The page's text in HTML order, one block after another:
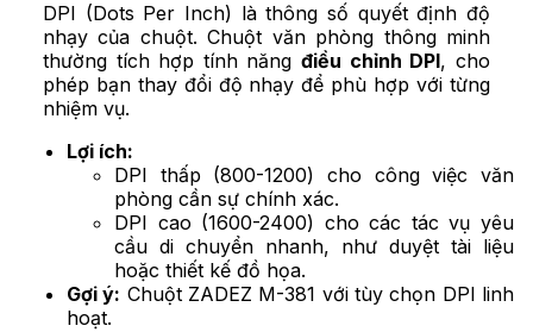
DPI (Dots Per Inch) là thông số quyết định độ
nhạy của chuột. Chuột văn phòng thông minh
thường tích hợp tính năngđiều chỉnh DPI, cho
phép bạn thay đổi độ nhạy để phù hợp với từng
nhiệm vụ.
Lợi ích:
DPI thấp (800-1200) cho công việc văn
phòng cần sự chính xác.
DPI cao (1600-2400) cho các tác vụ yêu
cầu di chuyển nhanh, như duyệt tài liệu
hoặc thiết kế đồ họa.
Gợi ý: Chuột ZADEZ M-381 với tùy chọn DPI linh
hoạt.